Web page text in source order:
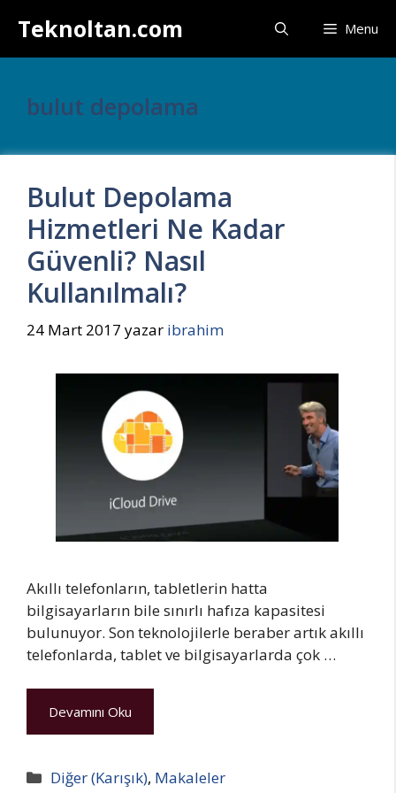
atlaTeknoltan.com Menu
bulut depolama
Bulut Depolama
Hizmetleri Ne Kadar
Güvenli? Nasıl
Kullanılmalı?
24 Mart 2017 yazar ibrahim
Akıllı telefonların, tabletlerin hatta
bilgisayarların bile sınırlı hafıza kapasitesi
bulunuyor. Son teknolojilerle beraber artık akıllı
telefonlarda, tablet ve bilgisayarlarda çok …
Devamını Oku
Kategoriler
Diğer (Karışık), Makaleler